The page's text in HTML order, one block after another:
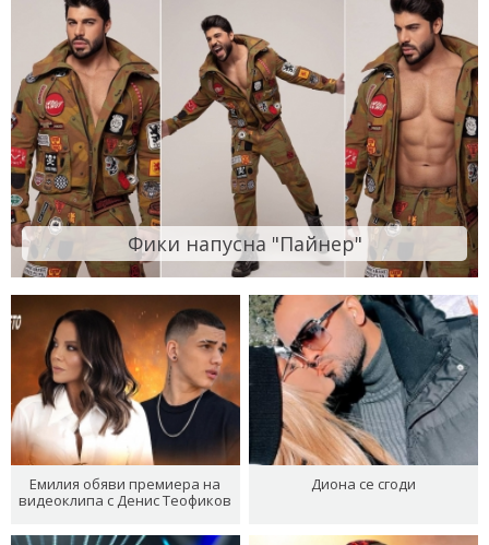
Фики напусна "Пайнер"
Емилия обяви премиера на
видеоклипа с Денис Теофиков
Диона се сгоди